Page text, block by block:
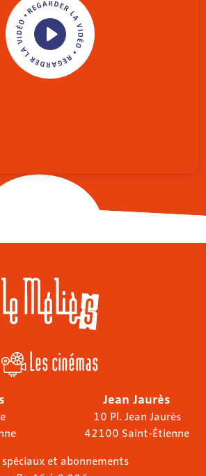
Les cinémas
Jean Jaurès
10 Pl. Jean Jaurès
42100 Saint-Étienne
et abonnements